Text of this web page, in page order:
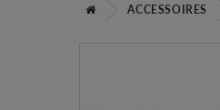
ACCESSOIRES